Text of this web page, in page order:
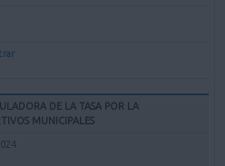
DE LA TASA POR LA
MUNICIPALES